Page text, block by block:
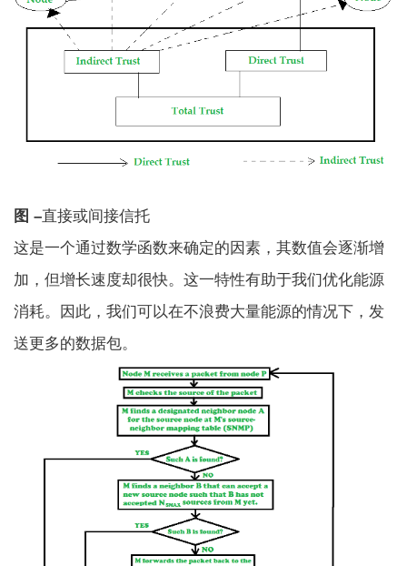
图 –直接或间接信托
这是一个通过数学函数来确定的因素，其数值会逐渐增
加，但增长速度却很快。这一特性有助于我们优化能源
消耗。因此，我们可以在不浪费大量能源的情况下，发
送更多的数据包。